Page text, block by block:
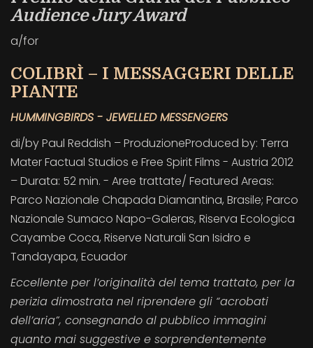
Audience Jury Award
a/for
COLIBRÌ – I MESSAGGERI DELLE
PIANTE
HUMMINGBIRDS - JEWELLED MESSENGERS
di/by Paul Reddish – ProduzioneProduced by: Terra
Mater Factual Studios e Free Spirit Films - Austria 2012
– Durata: 52 min. - Aree trattate/ Featured Areas:
Parco Nazionale Chapada Diamantina, Brasile; Parco
Nazionale Sumaco Napo-Galeras, Riserva Ecologica
Cayambe Coca, Riserve Naturali San Isidro e
Tandayapa, Ecuador
Eccellente per l’originalità del tema trattato, per la
perizia dimostrata nel riprendere gli “acrobati
dell’aria”, consegnando al pubblico immagini
quanto mai suggestive e sorprendentemente